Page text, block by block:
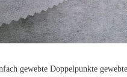
gewebte Doppelpunkte gewebte